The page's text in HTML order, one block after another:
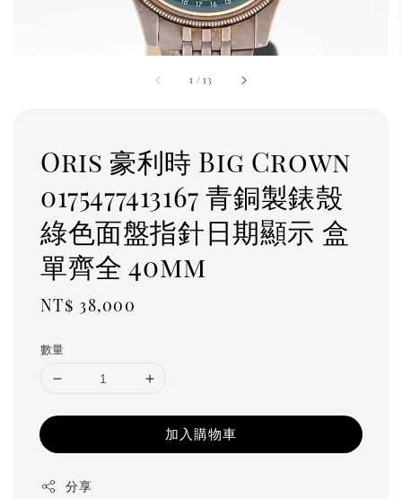
1 /13
Oris 豪利時 Big Crown
0175477413167 青銅製錶殼
綠色面盤指針日期顯示 盒
單齊全 40mm
Regular
NT$ 38,000
數量
加入購物車
分享